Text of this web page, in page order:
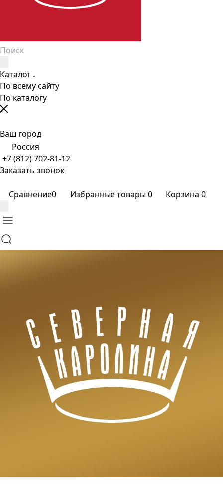
Каталог
По всему сайту
По каталогу
Ваш город
Россия
+7 (812) 702-81-12
Заказать звонок
Сравнение0 Избранные товары0 Корзина 0